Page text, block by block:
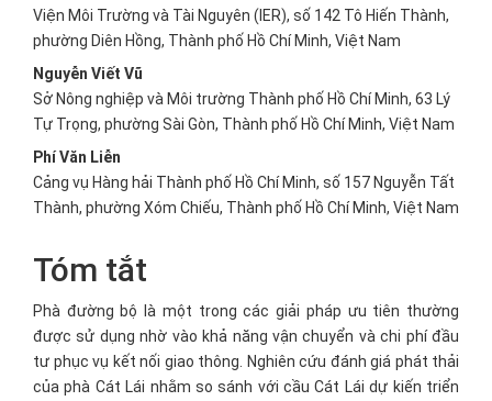
Viện Môi Trường và Tài Nguyên (IER), số 142 Tô Hiến Thành,
phường Diên Hồng, Thành phố Hồ Chí Minh, Việt Nam
Nguyễn Viết Vũ
Sở Nông nghiệp và Môi trường Thành phố Hồ Chí Minh, 63 Lý
Tự Trọng, phường Sài Gòn, Thành phố Hồ Chí Minh, Việt Nam
Phí Văn Liễn
Cảng vụ Hàng hải Thành phố Hồ Chí Minh, số 157 Nguyễn Tất
Thành, phường Xóm Chiếu, Thành phố Hồ Chí Minh, Việt Nam
Tóm tắt
Phà đường bộ là một trong các giải pháp ưu tiên thường
được sử dụng nhờ vào khả năng vận chuyển và chi phí đầu
tư phục vụ kết nối giao thông. Nghiên cứu đánh giá phát thải
của phà Cát Lái nhằm so sánh với cầu Cát Lái dự kiến triển